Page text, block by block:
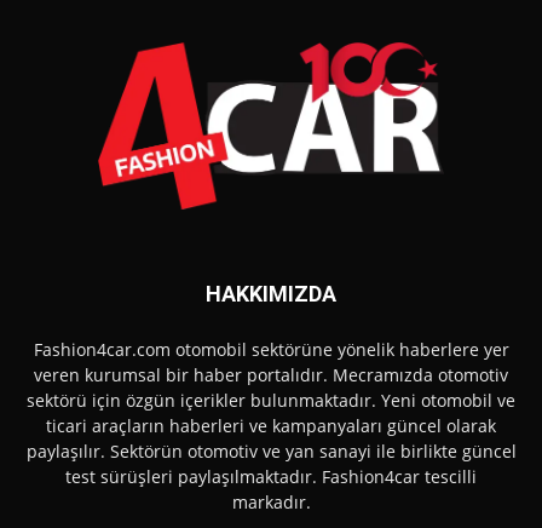
HAKKIMIZDA
Fashion4car.com otomobil sektörüne yönelik haberlere yer
veren kurumsal bir haber portalıdır. Mecramızda otomotiv
sektörü için özgün içerikler bulunmaktadır. Yeni otomobil ve
ticari araçların haberleri ve kampanyaları güncel olarak
paylaşılır. Sektörün otomotiv ve yan sanayi ile birlikte güncel
test sürüşleri paylaşılmaktadır. Fashion4car tescilli
markadır.